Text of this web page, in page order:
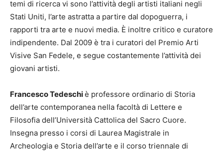
temi di ricerca vi sono l’attività degli artisti italiani negli
Stati Uniti, l’arte astratta a partire dal dopoguerra, i
rapporti tra arte e nuovi media. È inoltre critico e curatore
indipendente. Dal 2009 è tra i curatori del Premio Arti
Visive San Fedele, e segue costantemente l’attività dei
giovani artisti.
Francesco Tedeschiè professore ordinario di Storia
dell’arte contemporanea nella facoltà di Lettere e
Filosofia dell’Università Cattolica del Sacro Cuore.
Insegna presso i corsi di Laurea Magistrale in
Archeologia e Storia dell’arte e il corso triennale di